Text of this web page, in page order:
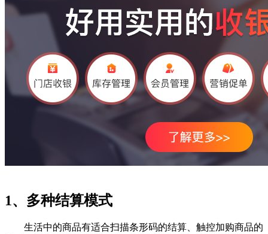
1、多种结算模式
生活中的商品有适合扫描条形码的结算、触控加购商品的